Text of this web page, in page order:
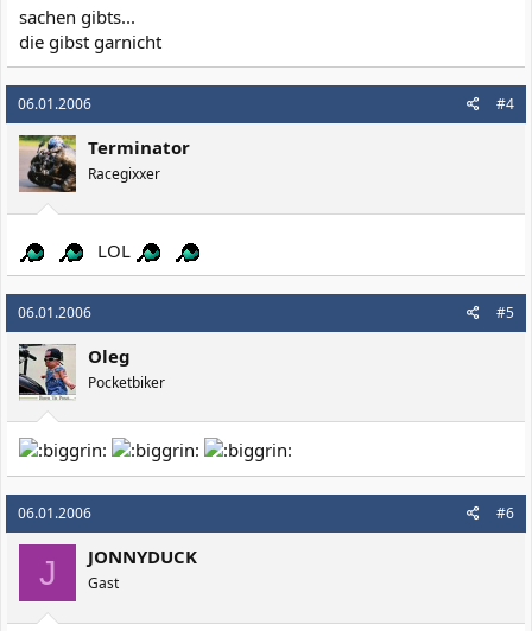
sachen gibts...
die gibst garnicht
06.01.2006 #4
Terminator
Racegixxer
LOL
06.01.2006 #5
Oleg
Pocketbiker
06.01.2006 #6
J JONNYDUCK
Gast